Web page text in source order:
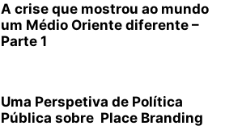
A crise que mostrou ao mundo
um Médio Oriente diferente –
Parte 1
Uma Perspetiva de Política
Pública sobre Place Branding